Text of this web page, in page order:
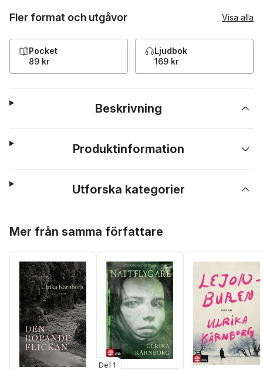
Fler format och utgåvor Visa alla
Pocket
89 kr
Ljudbok
169 kr
Beskrivning
Produktinformation
Utforska kategorier
Mer från samma författare
Del 1